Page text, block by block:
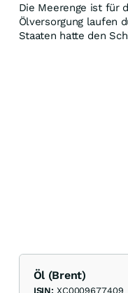
Die Meerenge ist für
Ölversorgung laufen
Staaten hatte den
Öl (Brent)
ISIN: XC0009677409